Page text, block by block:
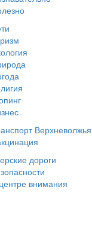
Верхневолжья
дороги
внимания